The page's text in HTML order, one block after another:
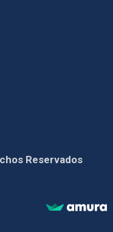
Reservados